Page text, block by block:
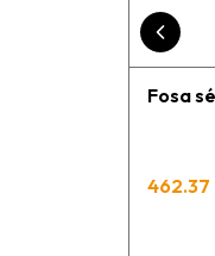
Fosa
462.37